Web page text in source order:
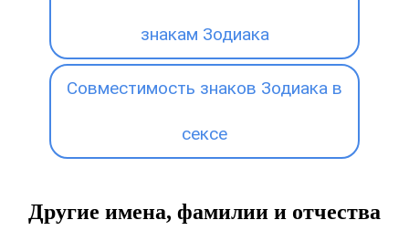
знакам Зодиака
Совместимость знаков Зодиака в
сексе
Другие имена, фамилии и отчества